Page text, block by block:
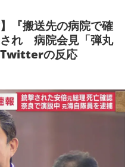
『搬送先の病院で確
れ 病院会見「弾丸
Twitterの反応